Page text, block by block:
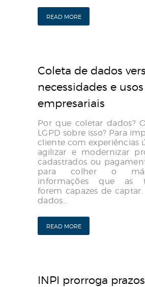
READ MORE
Coleta de dados
necessidades e usos
empresariais
Por que coletar dados?
LGPD sobre isso? Para
cliente com experiências
agilizar e modernizar
cadastrados ou
para colher o
informações que as
forem capazes de
dados…
READ MORE
INPI prorroga